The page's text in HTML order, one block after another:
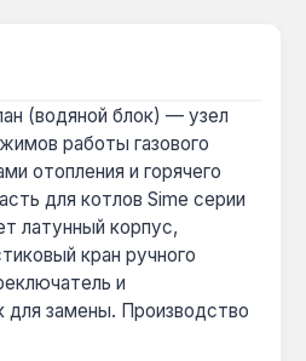
(водяной блок) — узел
работы газового
отопления и горячего
для котлов Sime серии
латунный корпус,
кран ручного
и
для замены. Производство